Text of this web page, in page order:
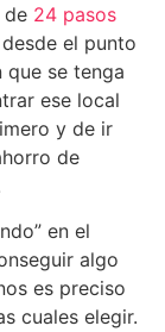
de 24 pasos
el punto
se tenga
ese local
y de ir
de
en el
algo
es preciso
cuales elegir.